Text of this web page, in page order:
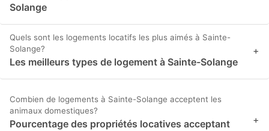
Solange
Quels sont les logements locatifs les plus aimés à Sainte-
Solange?
Les meilleurs types de logement à Sainte-Solange
+
Combien de logements à Sainte-Solange acceptent les
animaux domestiques?
Pourcentage des propriétés locatives acceptant
+